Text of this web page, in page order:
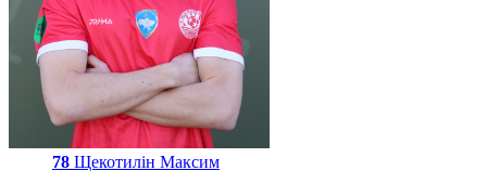
78 Щекотилін Максим